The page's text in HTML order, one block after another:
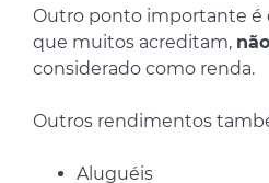
Outro ponto importante é
que muitos acreditam,
considerado como renda.
Outros rendimentos
Aluguéis